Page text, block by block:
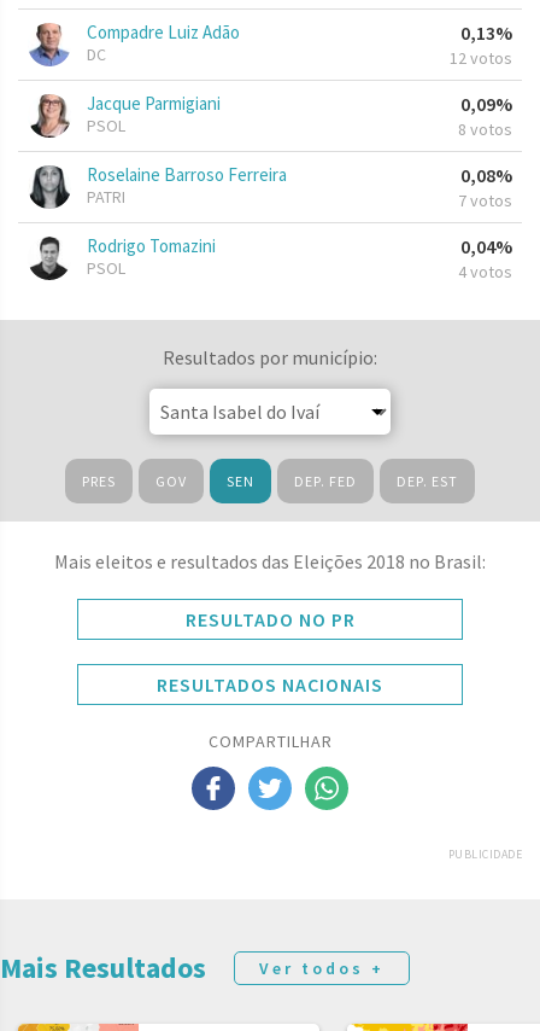
Compadre Luiz Adão
DC
0,13%
12 votos
Jacque Parmigiani
PSOL
0,09%
8 votos
Roselaine Barroso Ferreira
PATRI
0,08%
7 votos
Rodrigo Tomazini
PSOL
0,04%
4 votos
Resultados por município:
PRES GOV SEN DEP. FED DEP. EST
Mais eleitos e resultados das Eleições 2018 no Brasil:
RESULTADO NO PR
RESULTADOS NACIONAIS
COMPARTILHAR
PUBLICIDADE
Mais Resultados Ver todos +